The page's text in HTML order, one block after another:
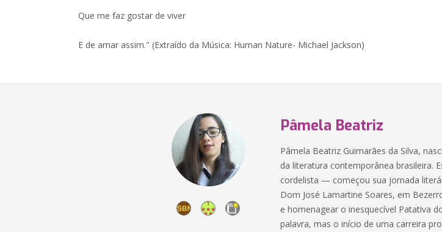
Que me faz gostar de viver
E de amar assim." (Extraído da Música: Human Nature- Michael Jackson)
Pâmela Beatriz
Pâmela Beatriz Guimarães da Silva,
da literatura contemporânea brasileira.
cordelista — começou sua jornada
Dom José Lamartine Soares, em
e homenagear o inesquecível Patativa
palavra, mas o início de uma carreira